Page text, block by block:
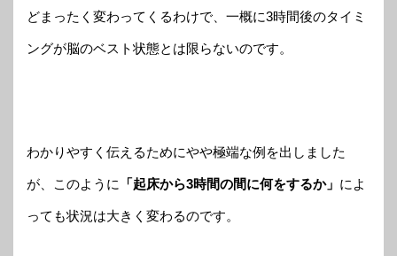
どまったく変わってくるわけで、一概に3時間後のタイミ
ングが脳のベスト状態とは限らないのです。
わかりやすく伝えるためにやや極端な例を出しました
が、このように 「起床から3時間の間に何をするか」 によ
っても状況は大きく変わるのです。